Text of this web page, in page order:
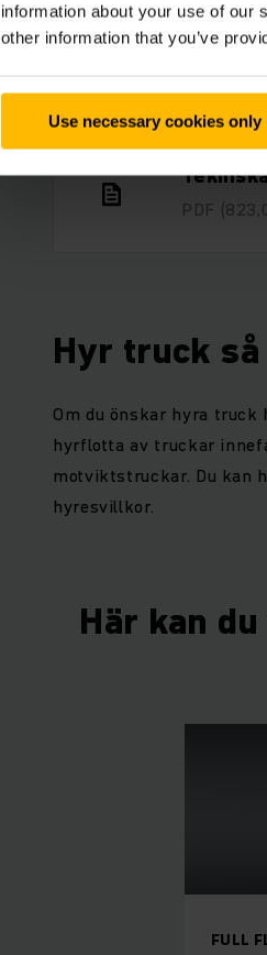
information about your use of our
other information that you’ve
Use necessary cookies only
PDF(1,5
PDF
Hyr truck så
Om du önskar hyra
hyrflotta av truckar
motviktstruckar. Du kan
hyresvillkor.
Här kan
FULL